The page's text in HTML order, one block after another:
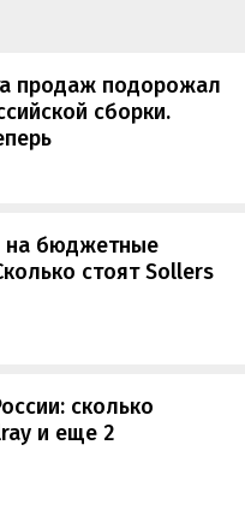
продаж подорожал
сборки.
на бюджетные
стоят Sollers
сколько
и еще 2